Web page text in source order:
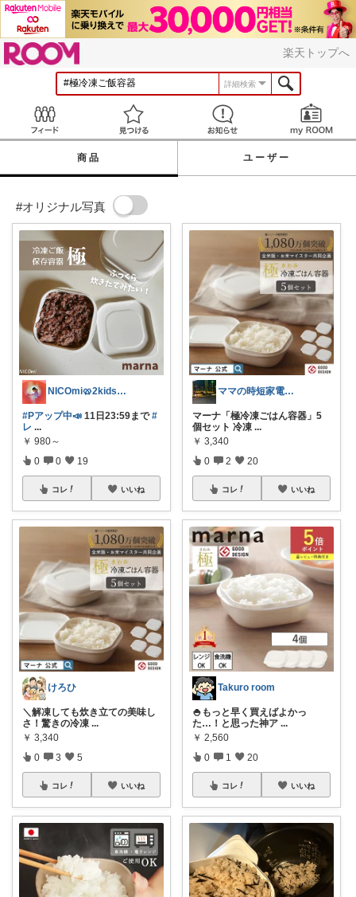
楽天トップへ
詳細検索
見つける お知らせ
商品 ユーザー
#オリジナル写真
NICOmi🥨2kidsママ👦👧
#Pアップ中📣 11日23:59まで#
レ ...
￥ 980～
0 0 19
コレ いいね
けろひ
＼解凍しても炊き立ての美味し
さ！驚きの冷凍 ...
￥ 3,340
0 3 5
コレ いいね
ママの時短家電ROOM
マーナ「極冷凍ごはん容器」5
個セット 冷凍 ...
￥ 3,340
0 2 20
コレ いいね
Takuro room
🍚もっと早く買えばよかっ
た…！と思った神ア ...
￥ 2,560
0 1 20
コレ いいね